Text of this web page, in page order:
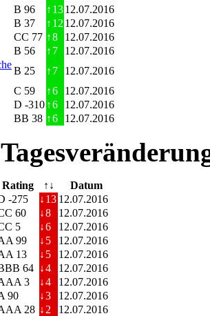
B 96 ↑ 1312.07.2016
B 37 ↑ 12 12.07.2016
CC 77 ↑8
12.07.2016
B 56 ↑ 7
12.07.2016
B 25 ↑ 7
12.07.2016
C 59 ↑6
12.07.2016
D -310 ↑6
12.07.2016
BB 38 ↑6 12.07.2016
Rating ↑↓
Datum
-275 ↓ 13 12.07.2016
60 ↓8
12.07.2016
5 ↓6
12.07.2016
99 ↓ 5
12.07.2016
13 ↓ 5
12.07.2016
64 ↓4
12.07.2016
3 ↓4
12.07.2016
90 ↓3
12.07.2016
28 ↓ 2
12.07.2016